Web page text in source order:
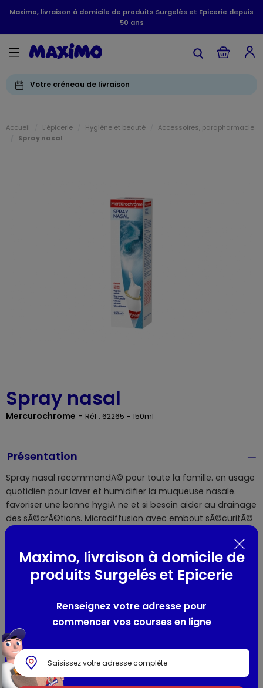
Maximo, livraison à domicile de produits Surgelés et Epicerie depuis
50 ans
Votre créneau de livraison
Accueil L'épicerie Hygiène et beauté
Accessoires, parapharmacie
Spray nasal
Spray nasal
Mercurochrome - Réf : 62265 - 150ml
Présentation
Spray nasal recommandÃ© pour toute la famille. en usage
quotidien pour laver et humidifier la muqueuse nasale.
favoriser une bonne hygiÃ¨ne et si besoin aider au drainage
des sÃ©crÃ©tions. Microdiffusion avec embout sÃ©curitÃ©
pour les nourrissons et les jeunes enfants. FabriquÃ© en
SPRAY NASAL, 150ml
Lieu de provenance :France
Composition / Ingrédients / Allergènes
eau purifiée, eau de mer filtrée (2%), chlorure de sodium,
édétate disodique, chlorure de benzalkonium, hydroxyde
de sodium, phosphate disodique. Gaz propulseur : azote
Maximo, livraison à domicile de
produits Surgelés et Epicerie
Renseignez votre adresse pour
commencer vos courses en ligne